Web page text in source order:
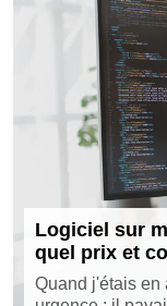
Logiciel sur
quel prix et
Quand j'étais en